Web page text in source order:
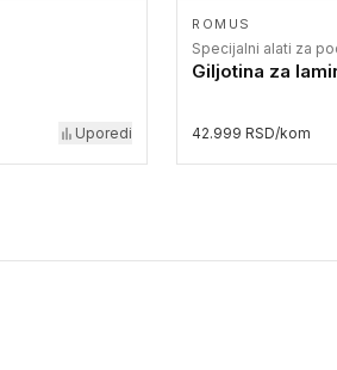
Uporedi
ROMUS
Specijalni alati za
Giljotina za
42.999 RSD/kom